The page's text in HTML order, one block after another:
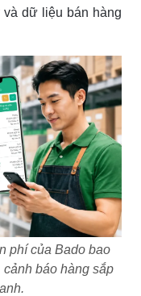
và dữ liệu bán hàng
phí của Bado bao
cảnh báo hàng sắp